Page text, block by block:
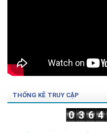
THỐNG KÊ TRUY CẬP
0 3 6 4